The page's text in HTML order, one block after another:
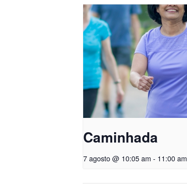
Caminhada
7 agosto @ 10:05 am - 11:00 am